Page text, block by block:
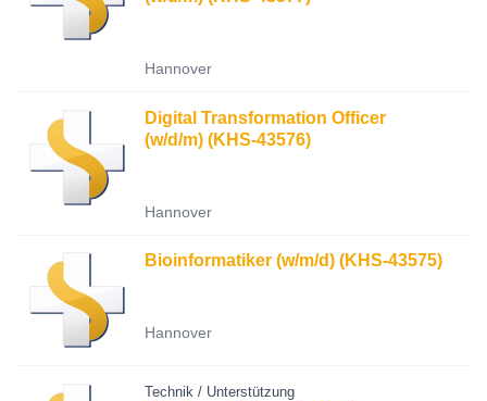
Hannover
Digital Transformation Officer
(w/d/m) (KHS-43576)
Hannover
Bioinformatiker (w/m/d) (KHS-43575)
Hannover
Technik / Unterstützung